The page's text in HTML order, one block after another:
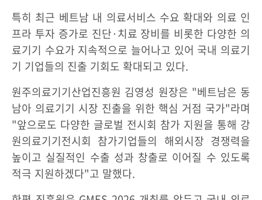
특히 최근 베트남 내 의료서비스 수요 확대와 의료 인
프라 투자 증가로 진단·치료 장비를 비롯한 다양한 의
료기기 수요가 지속적으로 늘어나고 있어 국내 의료기
기 기업들의 진출 기회도 확대되고 있다.
원주의료기기산업진흥원 김영성 원장은 "베트남은 동
남아 의료기기 시장 진출을 위한 핵심 거점 국가"라며
"앞으로도 다양한 글로벌 전시회 참가 지원을 통해 강
원의료기기전시회 참가기업들의 해외시장 경쟁력을
높이고 실질적인 수출 성과 창출로 이어질 수 있도록
적극 지원하겠다"고 말했다.